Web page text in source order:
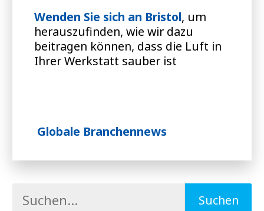
Wenden Sie sich an Bristol, um
herauszufinden, wie wir dazu
beitragen können, dass die Luft in
Ihrer Werkstatt sauber ist
Globale Branchennews